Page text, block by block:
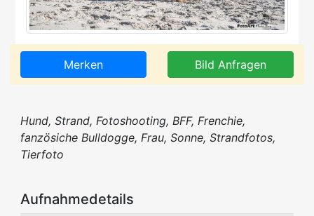
Merken Bild Anfragen
Hund, Strand, Fotoshooting, BFF, Frenchie,
fanzösiche Bulldogge, Frau, Sonne, Strandfotos,
Tierfoto
Aufnahmedetails